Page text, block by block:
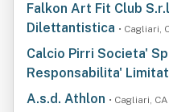
Falkon Art Fit Club
Dilettantistica • Cagliari,
Calcio Pirri Societa'
Responsabilita'
A.s.d. Athlon • Cagliari, CA